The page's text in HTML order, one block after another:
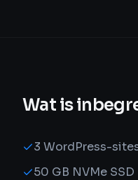
Wat is
3 WordPress-
50 GB NVMe SSD